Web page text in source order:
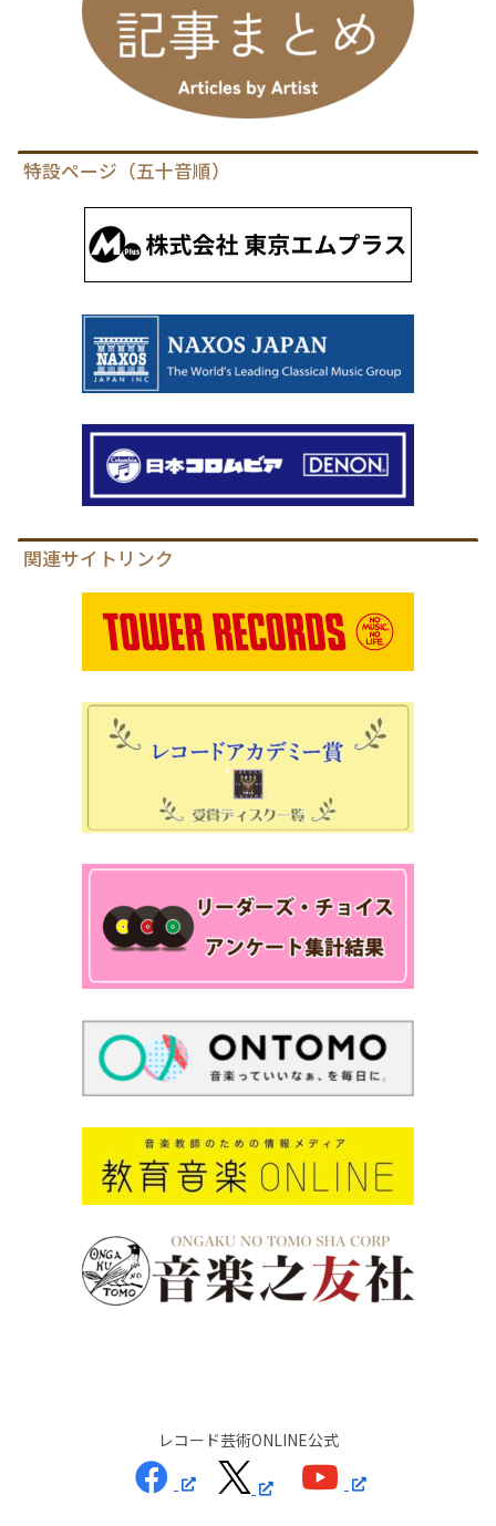
特設ページ（五十音順）
関連サイトリンク
レコード芸術ONLINE公式